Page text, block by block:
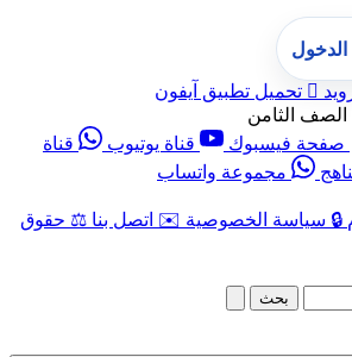
 تحميل تطبيق آيفون
الصف الثامن
صفحة فيسبوك قناة يوتيوب
قناة
مجموعة واتساب
🔒 سياسة الخصوصية ✉️ اتصل بنا ⚖️ حقوق
بحث